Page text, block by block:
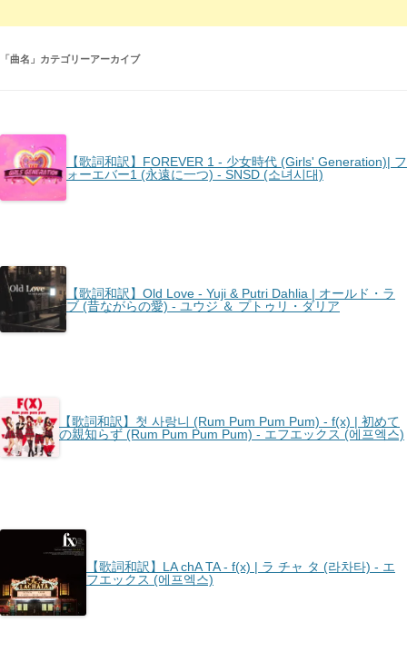
「曲名 」カテゴリーアーカイブ
【歌詞和訳】FOREVER 1 - 少女時代 (Girls' Generation)| フ
ォーエバー1 (永遠に一つ) - SNSD (소녀시대)
【歌詞和訳】Old Love - ​Yuji & Putri Dahlia | オールド・ラ
ブ (昔ながらの愛) - ユウジ ＆ プトゥリ・ダリア
【歌詞和訳】첫 사랑니 (Rum Pum Pum Pum) - ​f(x) | 初めて
の親知らず (Rum Pum Pum Pum) - エフエックス (에프엑스)
【歌詞和訳】LA chA TA - ​f(x) | ラ チャ タ (라차타) - エ
フエックス (에프엑스)